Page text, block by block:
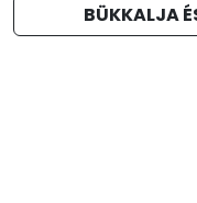
BÜKKALJA